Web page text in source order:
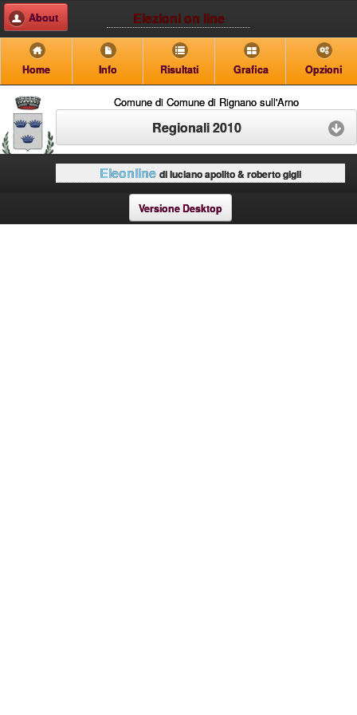
Elezioni on line
About
Home Info Risultati Grafica Opzioni
Comune di Comune di Rignano sull'Arno
Regionali 2010
Eleonline di luciano apolito & roberto gigli
Versione Desktop